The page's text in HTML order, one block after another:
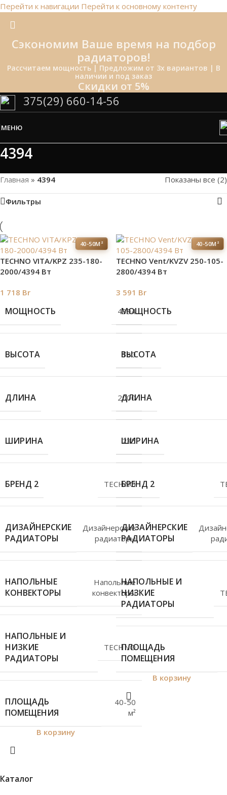
Перейти к навигации Перейти к основному контенту
Сэкономим Ваше время на подбор
радиаторов!
Рассчитаем мощность | Предложим от 3х вариантов | В
наличии и под заказ
Скидки от 5%
375(29) 660-14-56
МЕНЮ
4394
Каталог
Главная » 4394 Показаны все (2)
Фильтры
40-50М²
TECHNO VITA/KPZ 235-180-
2000/4394 Вт
1 718 Br
МОЩНОСТЬ 4394
ВЫСОТА 180
ДЛИНА 2000
ШИРИНА 235
БРЕНД 2 TECHNO
ДИЗАЙНЕРСКИЕ
РАДИАТОРЫ
Дизайнерские
радиаторы
НАПОЛЬНЫЕ
КОНВЕКТОРЫ
Напольные
конвекторы
НАПОЛЬНЫЕ И
НИЗКИЕ
РАДИАТОРЫ
TECHNO
ПЛОЩАДЬ
ПОМЕЩЕНИЯ
40-50
м²
В корзину
40-50М²
TECHNO Vent/KVZV 250-105-
2800/4394 Вт
3 591 Br
МОЩНОСТЬ
ВЫСОТА
ДЛИНА
ШИРИНА
БРЕНД 2
ДИЗАЙНЕРСКИЕ
РАДИАТОРЫ
НАПОЛЬНЫЕ И
НИЗКИЕ
РАДИАТОРЫ
ПЛОЩАДЬ
ПОМЕЩЕНИЯ
В корзину